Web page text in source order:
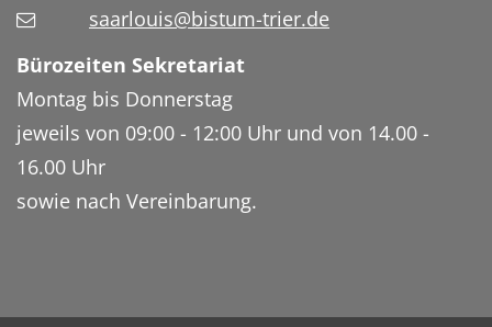
saarlouis@bistum-trier.de
Bürozeiten Sekretariat
Montag bis Donnerstag
jeweils von 09:00 - 12:00 Uhr und von 14.00 -
16.00 Uhr
sowie nach Vereinbarung.